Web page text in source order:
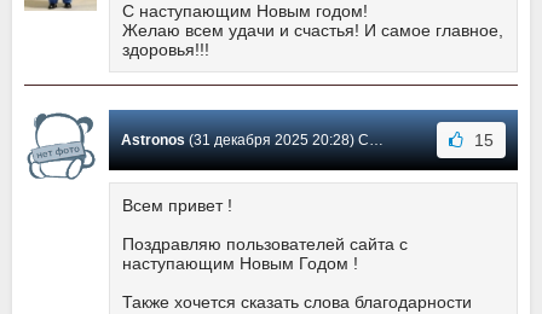
С наступающим Новым годом!
Желаю всем удачи и счастья! И самое главное,
здоровья!!!
Astronos(31 декабря 2025 20:28) Сообщение #43 15
Всем привет !
Поздравляю пользователей сайта с
наступающим Новым Годом !
Также хочется сказать слова благодарности